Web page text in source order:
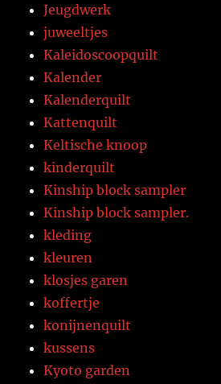
Jeugdwerk
juweeltjes
Kaleidoscoopquilt
Kalender
Kalenderquilt
Kattenquilt
Keltische knoop
kinderquilt
Kinship block sampler
Kinship block sampler.
kleding
kleuren
klosjes garen
koffertje
konijnenquilt
kussens
Kyoto garden